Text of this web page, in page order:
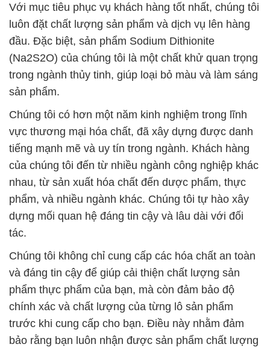
Với mục tiêu phục vụ khách hàng tốt nhất, chúng tôi
luôn đặt chất lượng sản phẩm và dịch vụ lên hàng
đầu. Đặc biệt, sản phẩm Sodium Dithionite
(Na2S2O) của chúng tôi là một chất khử quan trọng
trong ngành thủy tinh, giúp loại bỏ màu và làm sáng
sản phẩm.
Chúng tôi có hơn một năm kinh nghiệm trong lĩnh
vực thương mại hóa chất, đã xây dựng được danh
tiếng mạnh mẽ và uy tín trong ngành. Khách hàng
của chúng tôi đến từ nhiều ngành công nghiệp khác
nhau, từ sản xuất hóa chất đến dược phẩm, thực
phẩm, và nhiều ngành khác. Chúng tôi tự hào xây
dựng mối quan hệ đáng tin cậy và lâu dài với đối
tác.
Chúng tôi không chỉ cung cấp các hóa chất an toàn
và đáng tin cậy để giúp cải thiện chất lượng sản
phẩm thực phẩm của bạn, mà còn đảm bảo độ
chính xác và chất lượng của từng lô sản phẩm
trước khi cung cấp cho bạn. Điều này nhằm đảm
bảo rằng bạn luôn nhận được sản phẩm chất lượng